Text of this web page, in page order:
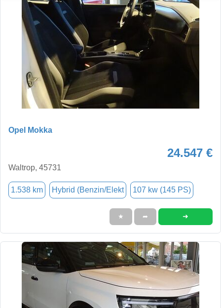
Opel Mokka
24.547 €
Waltrop, 45731
1.538 km Hybrid (Benzin/Elekt 107 kw (145 PS)
★ ➦ ➜